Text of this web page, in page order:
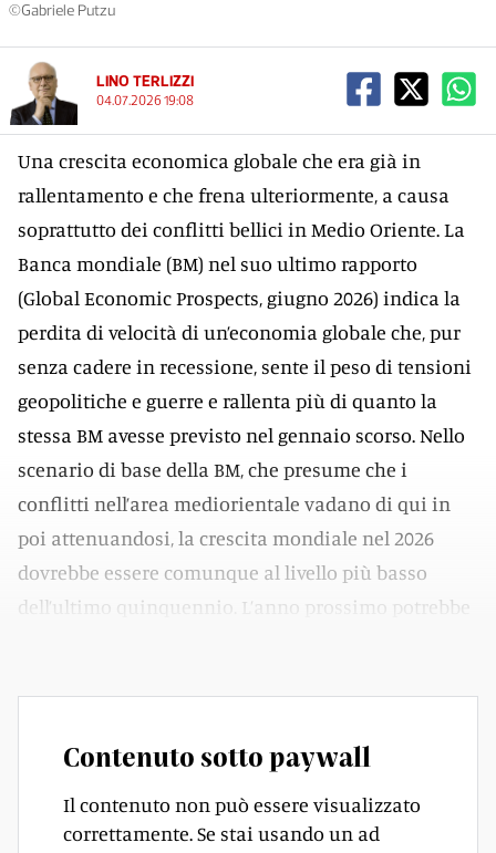
©Gabriele Putzu
LINO TERLIZZI
04.07.2026 19:08
Una crescita economica globale che era già in
rallentamento e che frena ulteriormente, a causa
soprattutto dei conflitti bellici in Medio Oriente. La
Banca mondiale (BM) nel suo ultimo rapporto
(Global Economic Prospects, giugno 2026) indica la
perdita di velocità di un’economia globale che, pur
senza cadere in recessione, sente il peso di tensioni
geopolitiche e guerre e rallenta più di quanto la
stessa BM avesse previsto nel gennaio scorso. Nello
scenario di base della BM, che presume che i
conflitti nell’area mediorientale vadano di qui in
poi attenuandosi, la crescita mondiale nel 2026
dovrebbe essere comunque al livello più basso
dell’ultimo quinquennio. L’anno prossimo potrebbe
Contenuto sotto paywall
Il contenuto non può essere visualizzato
correttamente. Se stai usando un ad